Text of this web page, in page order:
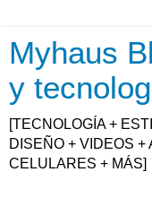
Myhaus
y
[TECNOLOGÍA +
DISEÑO + VIDEOS
CELULARES + MÁS]